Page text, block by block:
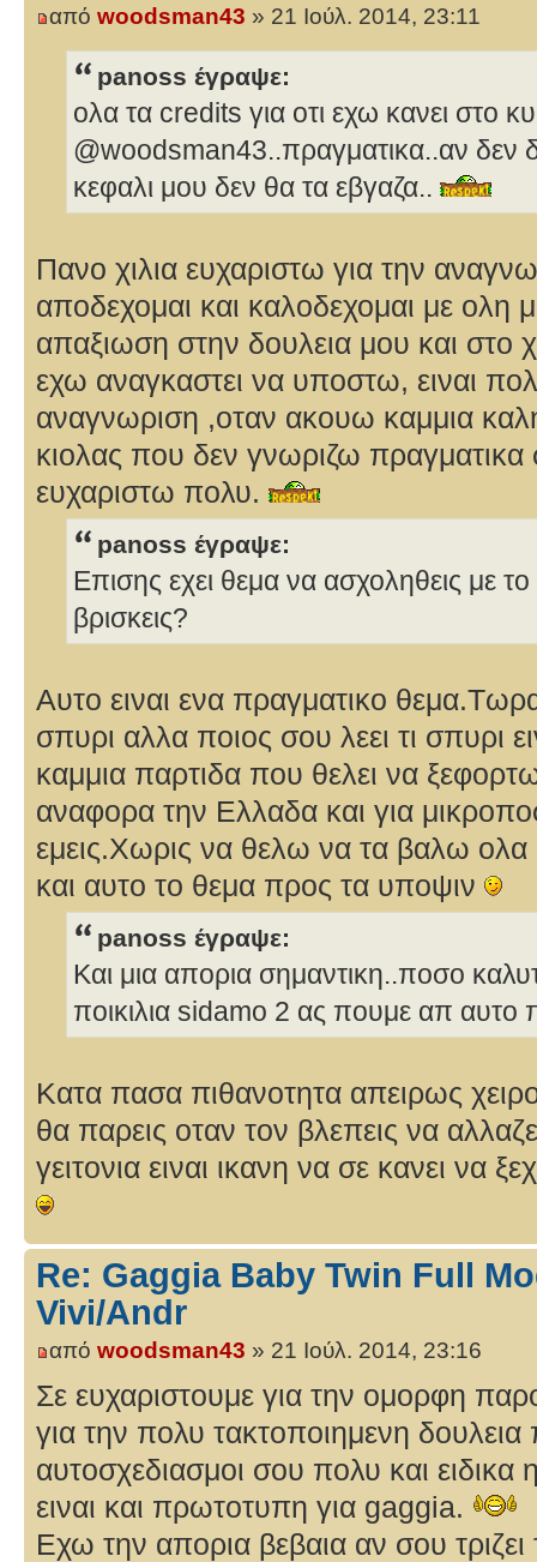
από woodsman43 » 21 Ιούλ. 2014, 23:11
panoss έγραψε:
ολα τα credits για οτι εχω κανει στο
@woodsman43..πραγματικα..αν δεν
κεφαλι μου δεν θα τα εβγαζα..
Πανο χιλια ευχαριστω για την
αποδεχομαι και καλοδεχομαι με ολη
απαξιωση στην δουλεια μου και
εχω αναγκαστει να υποστω, ειναι
αναγνωριση ,οταν ακουω καμμια
κιολας που δεν γνωριζω πραγματικα
ευχαριστω πολυ.
panoss έγραψε:
Επισης εχει θεμα να ασχοληθεις με
βρισκεις?
Αυτο ειναι ενα πραγματικο
σπυρι αλλα ποιος σου λεει τι σπυρι
καμμια παρτιδα που θελει να
αναφορα την Ελλαδα και για
εμεις.Χωρις να θελω να τα βαλω
και αυτο το θεμα προς τα υποψιν
panoss έγραψε:
Και μια απορια σημαντικη..ποσο
ποικιλια sidamo 2 ας πουμε απ αυτο
Κατα πασα πιθανοτητα απειρως
θα παρεις οταν τον βλεπεις να
γειτονια ειναι ικανη να σε κανει να
Re: Gaggia Baby Twin Full
Vivi/Andr
από woodsman43 » 21 Ιούλ. 2014, 23:16
Σε ευχαριστουμε για την ομορφη
για την πολυ τακτοποιημενη
αυτοσχεδιασμοι σου πολυ και
ειναι και πρωτoτυπη για gaggia.
Εχω την απορια βεβαια αν σου